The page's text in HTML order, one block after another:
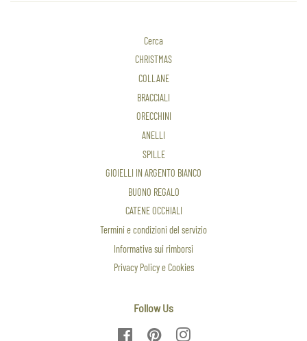
Cerca
CHRISTMAS
COLLANE
BRACCIALI
ORECCHINI
ANELLI
SPILLE
GIOIELLI IN ARGENTO BIANCO
BUONO REGALO
CATENE OCCHIALI
Termini e condizioni del servizio
Informativa sui rimborsi
Privacy Policy e Cookies
Follow Us
FacebookPinterestInstagram